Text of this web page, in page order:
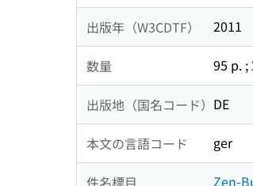
出版年（W3CDTF） 2011
数量 95 p. ;
出版地（国名コード） DE
本文の言語コード ger
件名標目
Zen-